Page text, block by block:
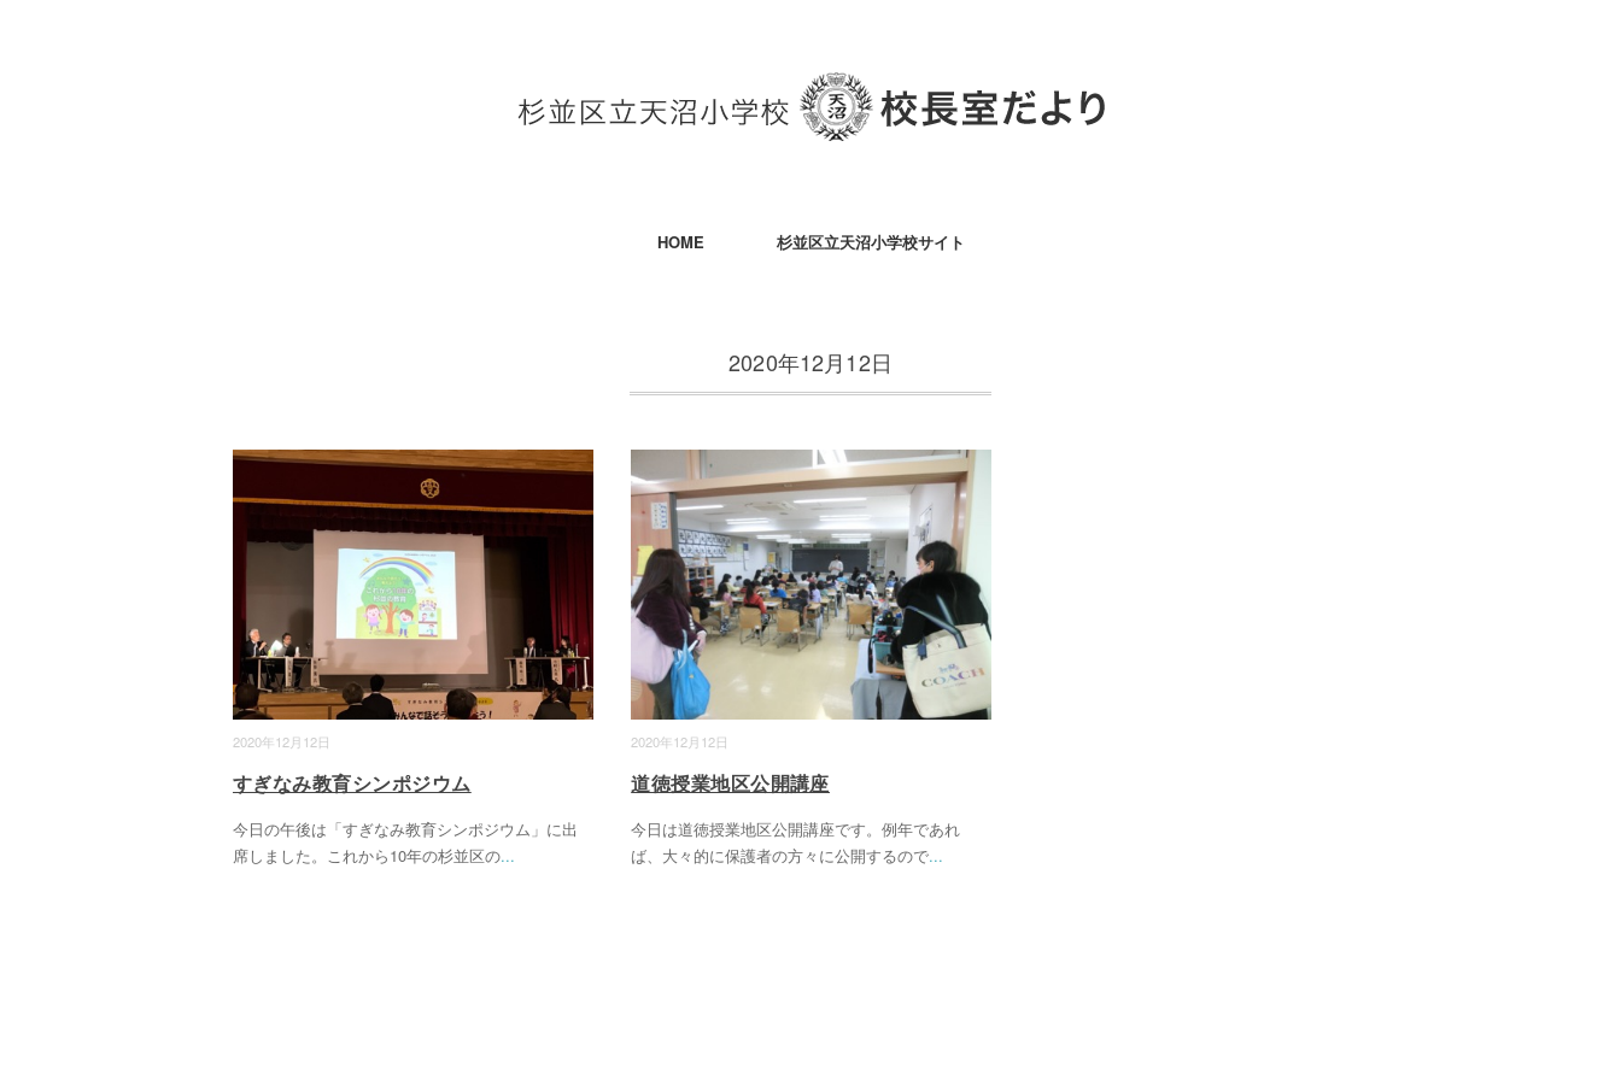
HOME 杉並区立天沼小学校サイト
2020年12月12日
2020年12月12日
すぎなみ教育シンポジウム
今日の午後は「すぎなみ教育シンポジウム」に出
席しました。これから10年の杉並区の...
2020年12月12日
道徳授業地区公開講座
今日は道徳授業地区公開講座です。例年であれ
ば、大々的に保護者の方々に公開するので...